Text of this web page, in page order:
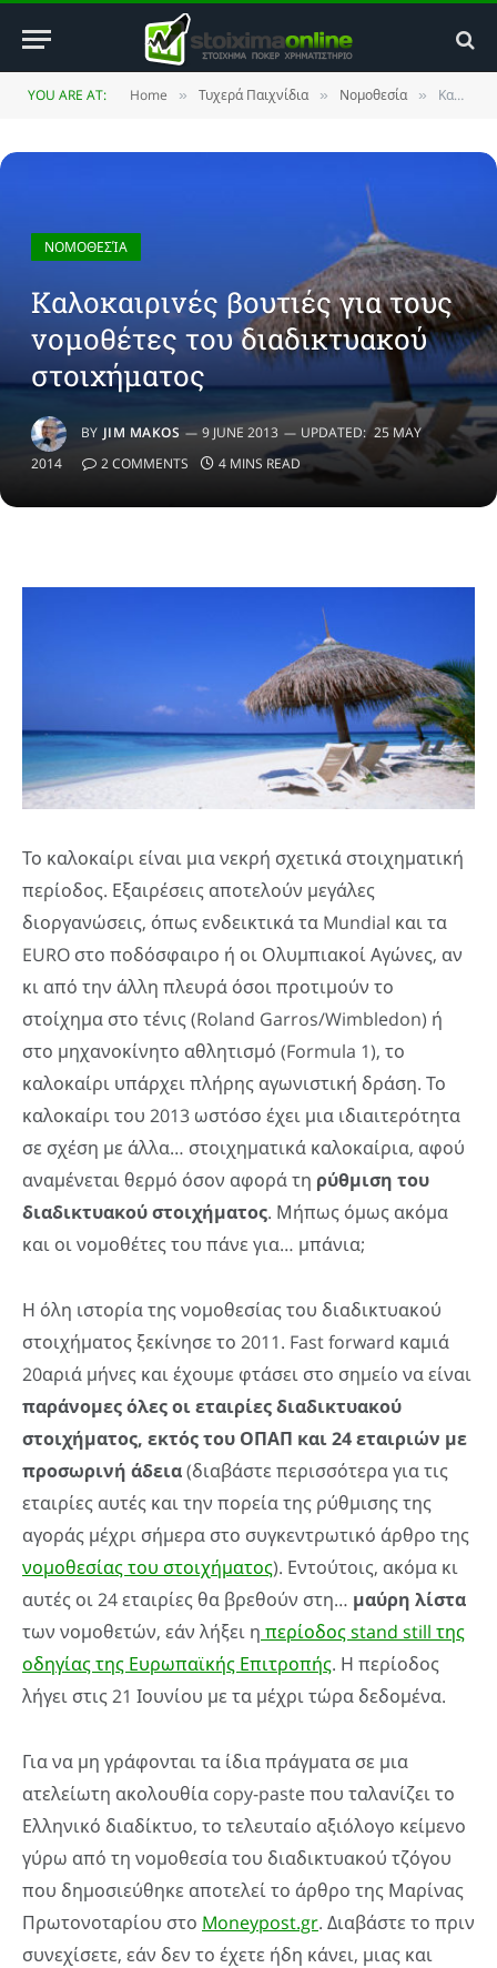
YOU ARE AT: Home » Τυχερά Παιχνίδια » Νομοθεσία » Καλοκαιρινές βουτιές για τους νομοθέτες του διαδικτυακού στοιχήματος
ΝΟΜΟΘΕΣΊΑ
Καλοκαιρινές βουτιές για τους
νομοθέτες του διαδικτυακού
στοιχήματος
BY JIM MAKOS 9 JUNE 2013 UPDATED: 25 MAY
2014
2 COMMENTS 4 MINS READ
Το καλοκαίρι είναι μια νεκρή σχετικά στοιχηματική
περίοδος. Εξαιρέσεις αποτελούν μεγάλες
διοργανώσεις, όπως ενδεικτικά τα Mundial και τα
EURO στο ποδόσφαιρο ή οι Ολυμπιακοί Αγώνες, αν
κι από την άλλη πλευρά όσοι προτιμούν το
στοίχημα στο τένις (Roland Garros/Wimbledon) ή
στο μηχανοκίνητο αθλητισμό (Formula 1), το
καλοκαίρι υπάρχει πλήρης αγωνιστική δράση. Το
καλοκαίρι του 2013 ωστόσο έχει μια ιδιαιτερότητα
σε σχέση με άλλα… στοιχηματικά καλοκαίρια, αφού
αναμένεται θερμό όσον αφορά τη ρύθμιση του
διαδικτυακού στοιχήματος. Μήπως όμως ακόμα
και οι νομοθέτες του πάνε για… μπάνια;
Η όλη ιστορία της νομοθεσίας του διαδικτυακού
στοιχήματος ξεκίνησε το 2011. Fast forward καμιά
20αριά μήνες και έχουμε φτάσει στο σημείο να είναι
παράνομες όλες οι εταιρίες διαδικτυακού
στοιχήματος, εκτός του ΟΠΑΠ και 24 εταιριών με
προσωρινή άδεια(διαβάστε περισσότερα για τις
εταιρίες αυτές και την πορεία της ρύθμισης της
αγοράς μέχρι σήμερα στο συγκεντρωτικό άρθρο της
νομοθεσίας του στοιχήματος). Εντούτοις, ακόμα κι
αυτές οι 24 εταιρίες θα βρεθούν στη… μαύρη λίστα
των νομοθετών, εάν λήξει η περίοδος stand still της
οδηγίας της Ευρωπαϊκής Επιτροπής. Η περίοδος
λήγει στις 21 Ιουνίου με τα μέχρι τώρα δεδομένα.
Για να μη γράφονται τα ίδια πράγματα σε μια
ατελείωτη ακολουθία copy-paste που ταλανίζει το
Ελληνικό διαδίκτυο, το τελευταίο αξιόλογο κείμενο
γύρω από τη νομοθεσία του διαδικτυακού τζόγου
που δημοσιεύθηκε αποτελεί το άρθρο της Μαρίνας
Πρωτονοταρίου στο Moneypost.gr. Διαβάστε το πριν
συνεχίσετε, εάν δεν το έχετε ήδη κάνει, μιας και